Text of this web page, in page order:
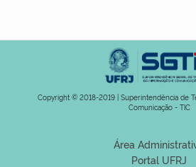
Copyright © 2018-2019 | Superintendência de
Comunicação - TIC
Área
Portal UFRJ